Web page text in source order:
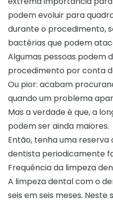
podem evoluir para
durante o procedimento,
bactérias que podem
Algumas pessoas podem
procedimento por conta
Ou pior: acabam
quando um problema
Mas a verdade é que, a
podem ser ainda maiores.
Então, tenha uma reserva
dentista periodicamente
Frequência da limpeza
A limpeza dental com o
seis em seis meses.